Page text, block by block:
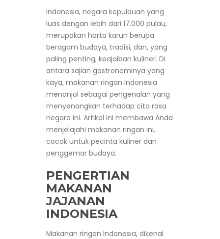
Indonesia, negara kepulauan yang
luas dengan lebih dari 17.000 pulau,
merupakan harta karun berupa
beragam budaya, tradisi, dan, yang
paling penting, keajaiban kuliner. Di
antara sajian gastronominya yang
kaya, makanan ringan Indonesia
menonjol sebagai pengenalan yang
menyenangkan terhadap cita rasa
negara ini. Artikel ini membawa Anda
menjelajahi makanan ringan ini,
cocok untuk pecinta kuliner dan
penggemar budaya.
PENGERTIAN
MAKANAN
JAJANAN
INDONESIA
Makanan ringan Indonesia, dikenal